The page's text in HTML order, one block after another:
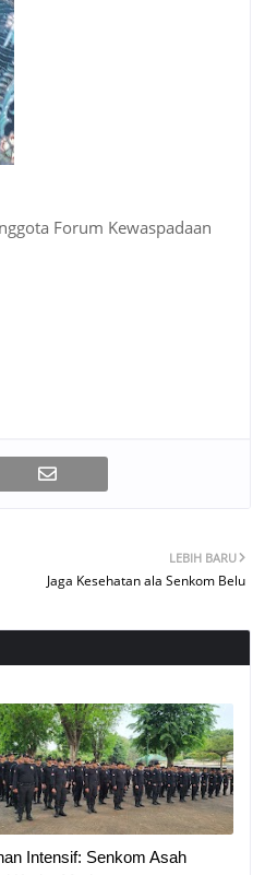
Forum Kewaspadaan
LEBIH BARU
Jaga Kesehatan ala Senkom Belu
Intensif: Senkom Asah